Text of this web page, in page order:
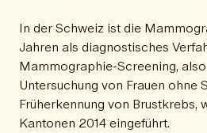
In der Schweiz ist die
Jahren als diagnostisches
Mammographie-Screening,
Untersuchung von Frauen ohne
Früherkennung von Brustkrebs,
Kantonen 2014 eingeführt.